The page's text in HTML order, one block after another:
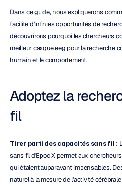
Dans ce guide, nous expliquerons
facilite d'infinies opportunités de
découvrirons pourquoi les chercheurs
meilleur casque eeg pour la recherche
humain et le comportement.
Adoptez la
fil
Tirer parti des capacités sans fil :
sans fil d'Epoc X permet aux
qui étaient auparavant impensables.
naturel à la mesure de l'activité